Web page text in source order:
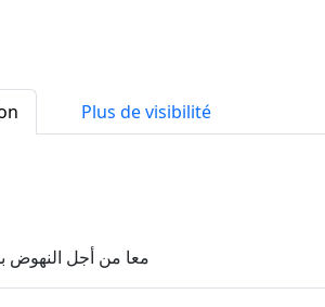
Plus de visibilité
معا من أجل النهوض